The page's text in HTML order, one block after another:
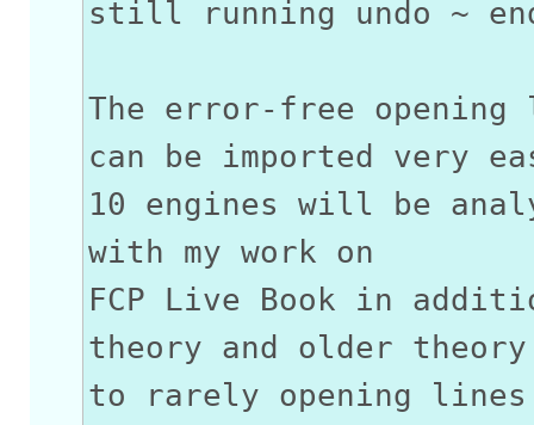
still running undo ~
The error-free
can be imported very
10 engines will be
with my work on
FCP Live Book in
theory and older
to rarely opening